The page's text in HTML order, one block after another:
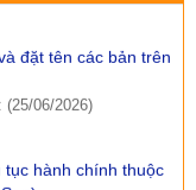
06/2026)
01/2026)